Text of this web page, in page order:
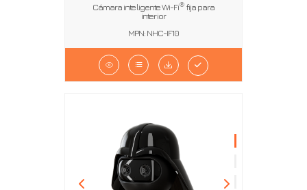
Cámara inteligente Wi-Fi® fija para
interior
MPN: NHC-IF10